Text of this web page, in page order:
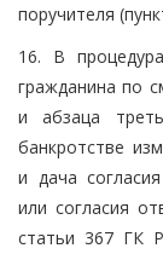
поручителя
16. В
гражданина по
и абзаца
банкротстве
и дача
или согласия
статьи 367 ГК